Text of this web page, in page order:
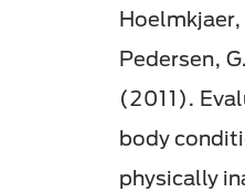
Hoelmkjaer,
Pedersen,
(2011).
body
physically